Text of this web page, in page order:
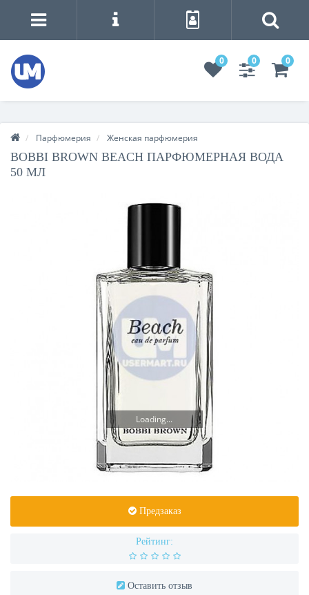
0 0 0
Парфюмерия Женская парфюмерия
BOBBI BROWN BEACH ПАРФЮМЕРНАЯ ВОДА
50 МЛ
Loading...
Предзаказ
Рейтинг:
Оставить отзыв